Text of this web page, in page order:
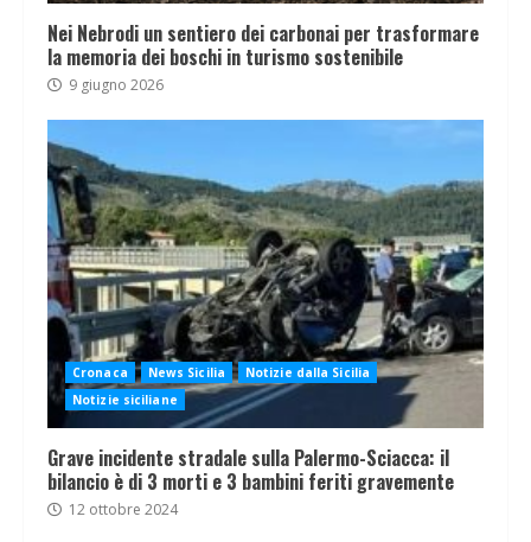
Nei Nebrodi un sentiero dei carbonai per trasformare
la memoria dei boschi in turismo sostenibile
9 giugno 2026
Cronaca News Sicilia
Notizie dalla Sicilia
Notizie siciliane
Grave incidente stradale sulla Palermo-Sciacca: il
bilancio è di 3 morti e 3 bambini feriti gravemente
12 ottobre 2024